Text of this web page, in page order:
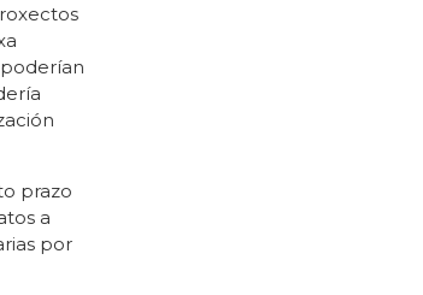
prazo
a
por